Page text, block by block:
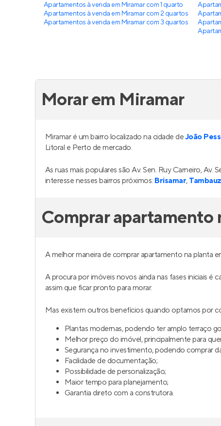
Apartamentos à venda em Miramar com 1 quarto
Apartamentos à venda em Miramar com 2 quartos
Apartamentos à venda em Miramar com 3 quartos
Morar em Miramar
Miramar é um bairro localizado na cidade deJoão
Litoral e Perto de mercado.
As ruas mais populares são Av. Sen. Ruy Carneiro,
interesse nesses bairros próximos: Brisamar,
Comprar apartamento
A melhor maneira de comprar apartamento na planta
A procura por imóveis novos ainda nas fases iniciais é
assim que ficar pronto para morar.
Mas existem outros benefícios quando optamos por
Plantas modernas, podendo ter amplo terraço
Melhor preço do imóvel, principalmente para
Segurança no investimento, podendo comprar
Facilidade de documentação;
Possibilidade de personalização;
Maior tempo para planejamento;
Garantia direto com a construtora.